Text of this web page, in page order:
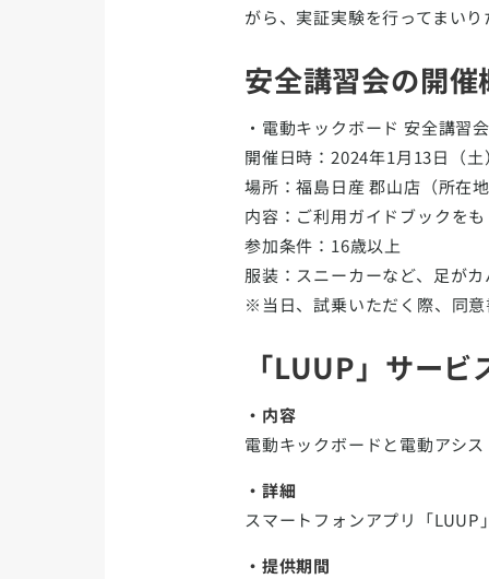
がら、実証実験を行ってまい
安全講習会の開催
・電動キックボード 安全講習
開催日時：2024年1月13日（
場所：福島日産 郡山店（所在
内容：ご利用ガイドブックを
参加条件：16歳以上
服装：スニーカーなど、足が
※当日、試乗いただく際、同
「LUUP」サービ
・内容
電動キックボードと電動アシ
・詳細
スマートフォンアプリ「
・提供期間